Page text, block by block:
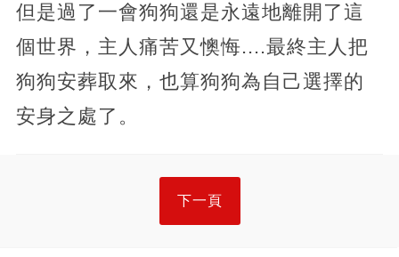
但是過了一會狗狗還是永遠地離開了這
個世界，主人痛苦又懊悔....最終主人把
狗狗安葬取來，也算狗狗為自己選擇的
安身之處了。
下一頁